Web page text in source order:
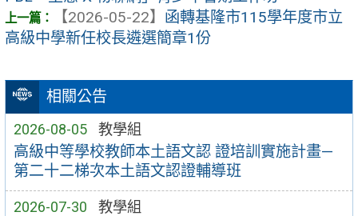
相關公告
2026-08-05 教學組
高級中等學校教師本土語文認 證培訓實施計畫—
第二十二梯次本土語文認證輔導班
2026-07-30 教學組
【2026-05-22】 函轉基隆市115學年度市立
高級中學新任校長遴選簡章1份